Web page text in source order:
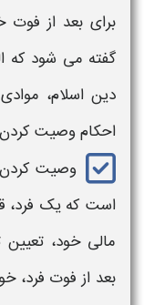
برای بعد از
گفته می شود که
دین اسلام،
احکام وصیت کردن
وصیت
است که یک فرد،
مالی خود، تعیین
بعد از فوت فرد،